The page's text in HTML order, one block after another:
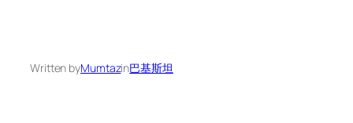
Written byMumtazin巴基斯坦